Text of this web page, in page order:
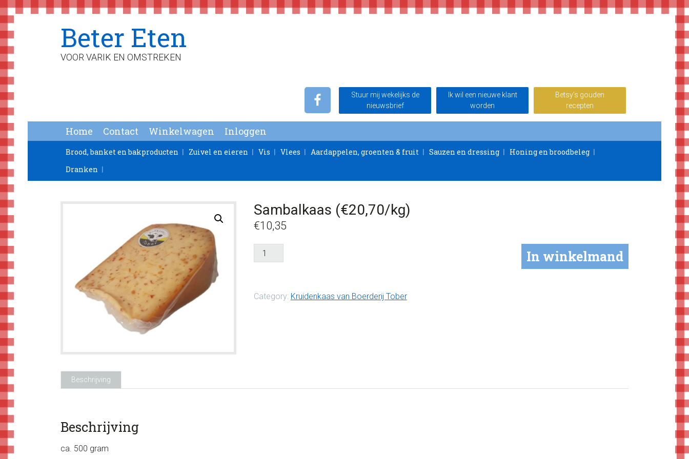
naar
de
hoofdnavigatie
naar
de
hoofd
inhoud
naar
de
voettekst
Beter Eten
VOOR VARIK EN OMSTREKEN
Betsy’s gouden
recepten
Ik wil een nieuwe klant
worden
Stuur mij wekelijks de
nieuwsbrief
Home Contact Winkelwagen Inloggen
Brood, banket en bakproducten Zuivel en eieren Vis Vlees Aardappelen, groenten & fruit Sauzen en dressing
Honing en broodbeleg
Dranken
Sambalkaas (€20,70/kg)
€10,35
Sambalkaas
(€20,70/kg)
In winkelmand
Category: Kruidenkaas van Boerderij Tober
Beschrijving
Beschrijving
ca. 500 gram